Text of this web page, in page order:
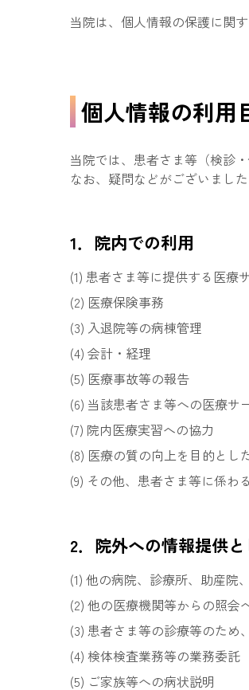
当院は、個人情報の保護に関
個人情報の利用
当院では、患者さま等（検診
なお、疑問などがございまし
1．院内での利用
患者さま等に提供する医療
医療保険事務
入退院等の病棟管理
会計・経理
医療事故等の報告
当該患者さま等への医療サ
院内医療実習への協力
医療の質の向上を目的とし
その他、患者さま等に係わ
2．院外への情報提供
他の病院、診療所、助産院
他の医療機関等からの照会
患者さま等の診療等のため
検体検査業務等の業務委託
ご家族等への病状説明